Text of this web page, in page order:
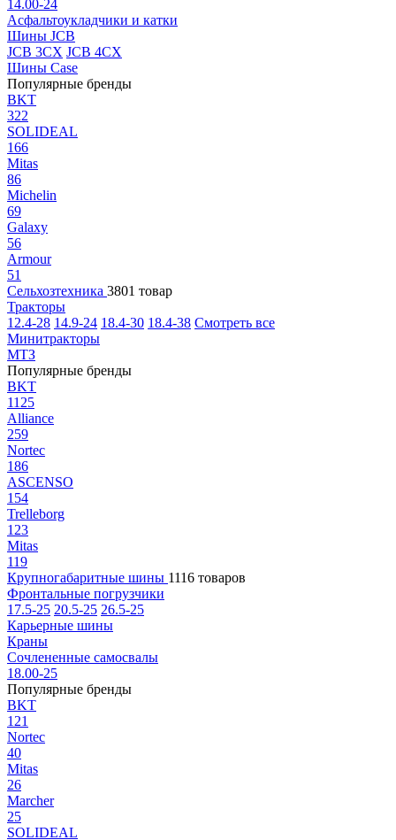
14.00-24
Асфальтоукладчики и катки
Шины JCB
JCB 3CX JCB 4CX
Шины Case
Популярные бренды
BKT
322
SOLIDEAL
166
Mitas
86
Michelin
69
Galaxy
56
Armour
51
Сельхозтехника 3801 товар
Тракторы
12.4-28 14.9-24 18.4-30 18.4-38 Смотреть все
Минитракторы
МТЗ
Популярные бренды
BKT
1125
Alliance
259
Nortec
186
ASCENSO
154
Trelleborg
123
Mitas
119
Крупногабаритные шины 1116 товаров
Фронтальные погрузчики
17.5-25 20.5-25 26.5-25
Карьерные шины
Краны
Сочлененные самосвалы
18.00-25
Популярные бренды
BKT
121
Nortec
40
Mitas
26
Marcher
25
SOLIDEAL